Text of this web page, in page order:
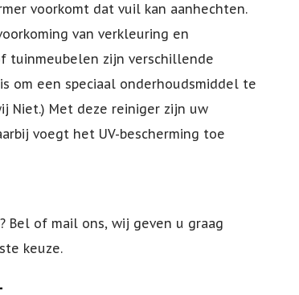
voorkomt dat vuil kan aanhechten.
van verkleuring en
tuinmeubelen zijn verschillende
om een speciaal onderhoudsmiddel te
Niet.) Met deze reiniger zijn uw
voegt het UV-bescherming toe
Bel of mail ons, wij geven u graag
keuze.